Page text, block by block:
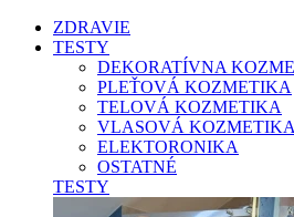
ZDRAVIE
TESTY
DEKORATÍVNA
PLEŤOVÁ KOZMETIKA
TELOVÁ KOZMETIKA
VLASOVÁ KOZMETIKA
ELEKTORONIKA
OSTATNÉ
TESTY